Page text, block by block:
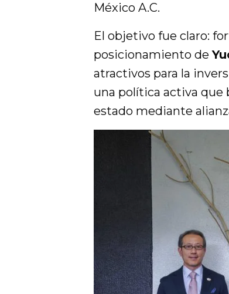
México A.C.
El objetivo fue claro:
posicionamiento de
atractivos para la
una política activa que
estado mediante